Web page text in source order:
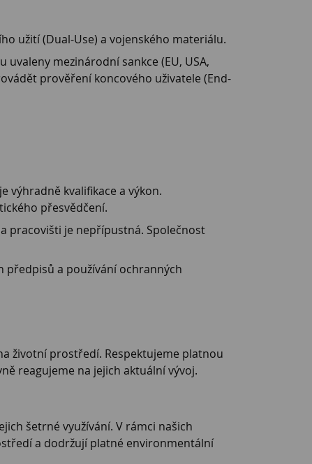
užití (Dual-Use) a vojenského materiálu.
mezinárodní sankce (EU, USA,
prověření koncového uživatele (End-
kvalifikace a výkon.
přesvědčení.
pracovišti je nepřípustná. Společnost
a používání ochranných
životní prostředí. Respektujeme platnou
reagujeme na jejich aktuální vývoj.
šetrné využívání. V rámci našich
a dodržují platné environmentální